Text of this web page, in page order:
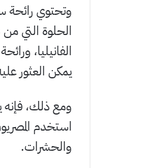
وتحتوي رائحة
الحلوة التي من
الفانيليا،
يمكن العثور
ومع ذلك، فإنه
والحشرات.